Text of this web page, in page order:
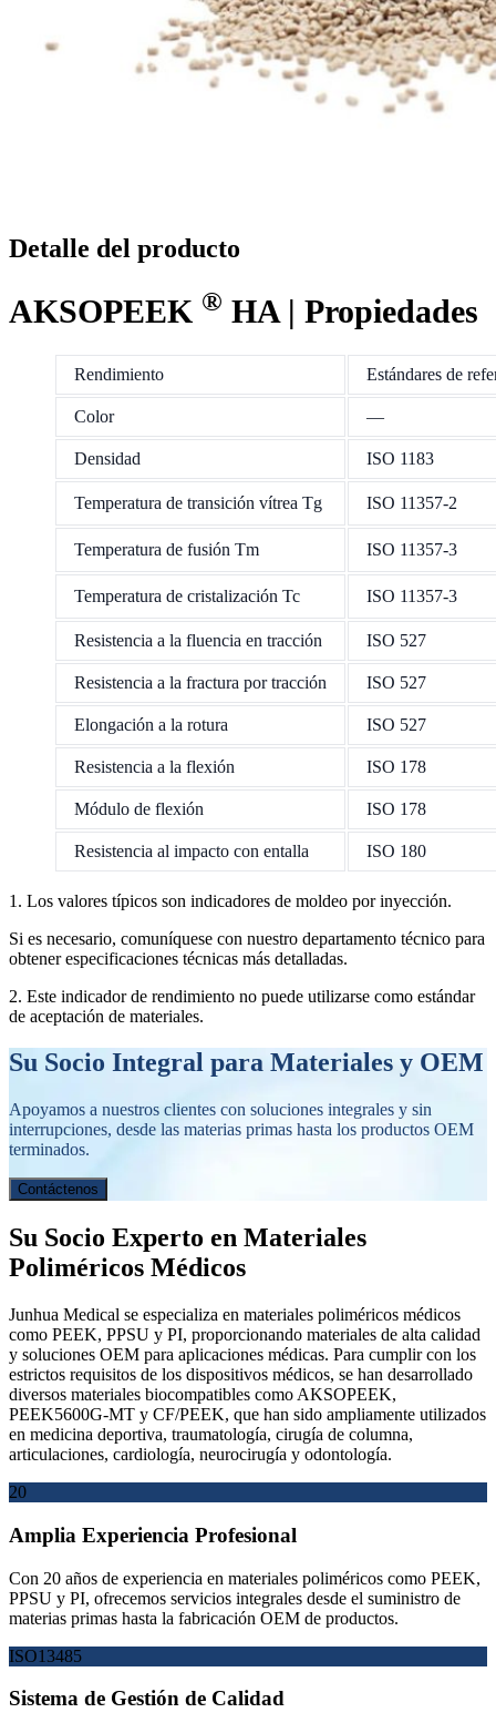
Detalle del producto
AKSOPEEK ® HA | Propiedades
Rendimiento Estándares de
Color —
Densidad ISO 1183
Temperatura de transición vítrea Tg ISO 11357-2
Temperatura de fusión Tm ISO 11357-3
Temperatura de cristalización Tc ISO 11357-3
Resistencia a la fluencia en tracción ISO 527
Resistencia a la fractura por tracción ISO 527
Elongación a la rotura ISO 527
Resistencia a la flexión ISO 178
Módulo de flexión ISO 178
Resistencia al impacto con entalla ISO 180
1. Los valores típicos son indicadores de moldeo por inyección.
Si es necesario, comuníquese con nuestro departamento técnico para
obtener especificaciones técnicas más detalladas.
2. Este indicador de rendimiento no puede utilizarse como estándar
de aceptación de materiales.
Su Socio Integral para Materiales y OEM
Apoyamos a nuestros clientes con soluciones integrales y sin
interrupciones, desde las materias primas hasta los productos OEM
terminados.
Contáctenos
Su Socio Experto en Materiales
Poliméricos Médicos
Junhua Medical se especializa en materiales poliméricos médicos
como PEEK, PPSU y PI, proporcionando materiales de alta calidad
y soluciones OEM para aplicaciones médicas. Para cumplir con los
estrictos requisitos de los dispositivos médicos, se han desarrollado
diversos materiales biocompatibles como AKSOPEEK,
PEEK5600G-MT y CF/PEEK, que han sido ampliamente utilizados
en medicina deportiva, traumatología, cirugía de columna,
articulaciones, cardiología, neurocirugía y odontología.
20
Amplia Experiencia Profesional
Con 20 años de experiencia en materiales poliméricos como PEEK,
PPSU y PI, ofrecemos servicios integrales desde el suministro de
materias primas hasta la fabricación OEM de productos.
ISO13485
Sistema de Gestión de Calidad